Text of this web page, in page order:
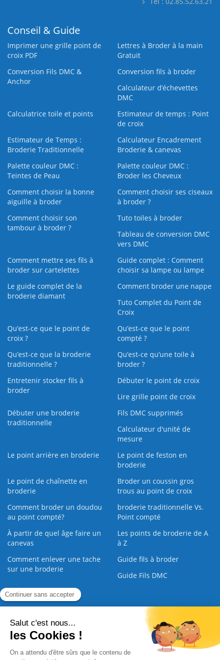
Conseil & Guide
Imprimer une grille point de
croix PDF
Lettres à Broder à la main
Gratuit
Conversion Fils DMC &
Anchor
Conversion fils à broder
Calculateur d’échevettes
DMC
Calculatrice toile et points
Estimateur de temps : Point
de croix
Estimateur de Temps :
Broderie Traditionnelle
Calculateur Encadrement
Broderie & canevas
Palette couleur DMC :
Teintes de Peau
Palette couleur DMC :
Broder les Cheveux
Comment choisir la bonne
aiguille à broder
Comment choisir ses ciseaux
à broder ?
Comment choisir son
tambour à broder ?
Tuto toiles à broder
Tableau de conversion DMC
vers DMC
Comment mettre ses fils à
broder sur cartelettes
Guide complet : Comment
choisir sa lampe ou lampe
Le guide complet de la
broderie diamant
Comment broder une nappe
Tuto Complet du Point de
Croix
Qu’est-ce que le point de
croix ?
Qu’est-ce que le point
compté ?
Qu’est-ce que la broderie
traditionnelle ?
Qu’est‑ce qu’une toile à
broder ?
Entretenir stocker fils à
broder
Débuter le point de croix
Lire grille point de croix
Débuter une broderie
traditionnelle
Fils DMC supprimés
Calculateur d'unité de
mesure
Le point arrière en broderie
Le point de feston en
broderie
Le point de chaînette en
broderie
Broder un coussin gros
trous au point de croix
Comment broder un doudou
au point compté?
broderie traditionnelle Vs.
Point compté
À partir de quel âge faire un
canevas
Les points de broderie de A
à Z
Comment enlever une tache
sur une broderie
Guide fils à broder
Guide Fils DMC
Guide de la Broderie
Nous contacter |